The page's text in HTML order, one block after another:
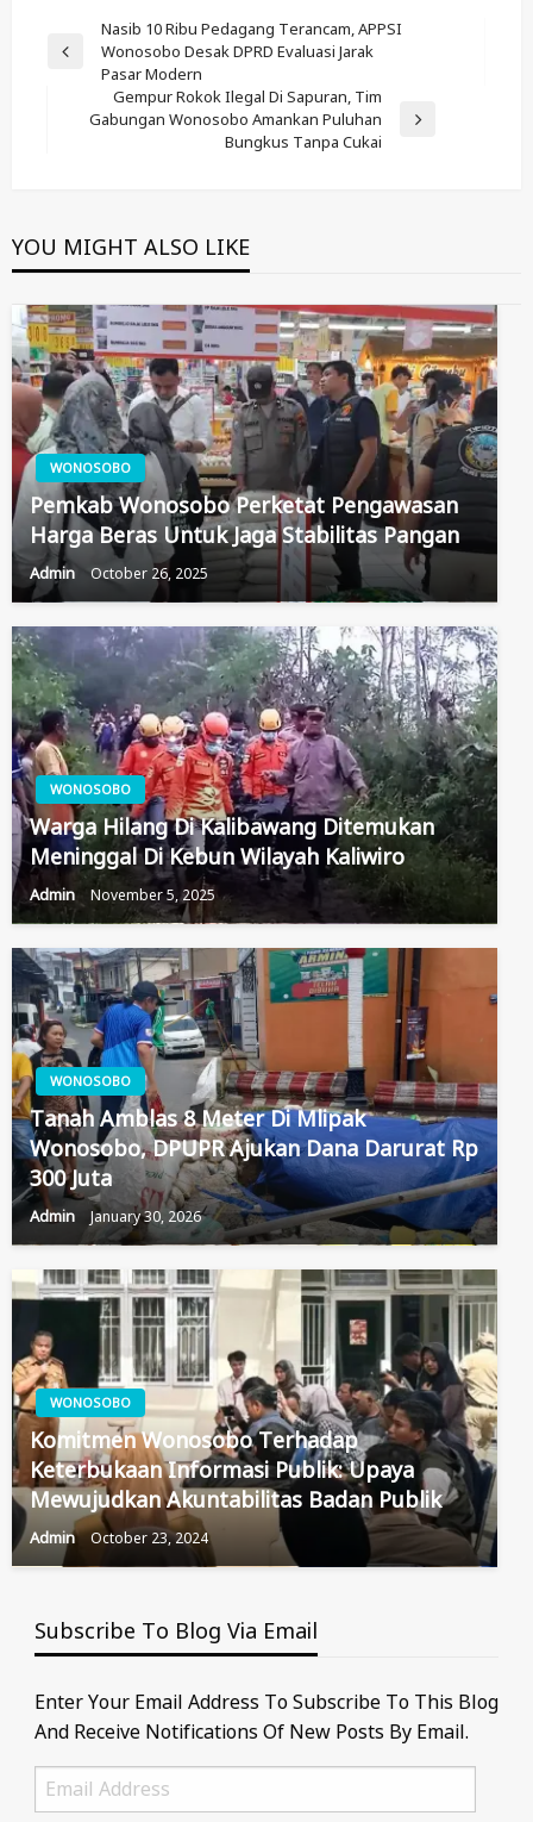
Navigation
Previous
Nasib 10 Ribu Pedagang Terancam, APPSI
Wonosobo Desak DPRD Evaluasi Jarak
Pasar Modern
Next
Gempur Rokok Ilegal Di Sapuran, Tim
Gabungan Wonosobo Amankan Puluhan
Bungkus Tanpa Cukai
YOU MIGHT ALSO LIKE
WONOSOBO
Pemkab Wonosobo Perketat Pengawasan
Harga Beras Untuk Jaga Stabilitas Pangan
Admin October 26, 2025
WONOSOBO
Warga Hilang Di Kalibawang Ditemukan
Meninggal Di Kebun Wilayah Kaliwiro
Admin November 5, 2025
WONOSOBO
Tanah Amblas 8 Meter Di Mlipak
Wonosobo, DPUPR Ajukan Dana Darurat Rp
300 Juta
Admin January 30, 2026
WONOSOBO
Komitmen Wonosobo Terhadap
Keterbukaan Informasi Publik: Upaya
Mewujudkan Akuntabilitas Badan Publik
Admin October 23, 2024
Subscribe To Blog Via Email
Enter Your Email Address To Subscribe To This Blog
And Receive Notifications Of New Posts By Email.
Email
Address